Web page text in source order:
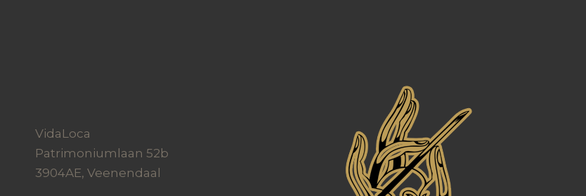
VidaLoca
Patrimoniumlaan 52b
3904AE, Veenendaal